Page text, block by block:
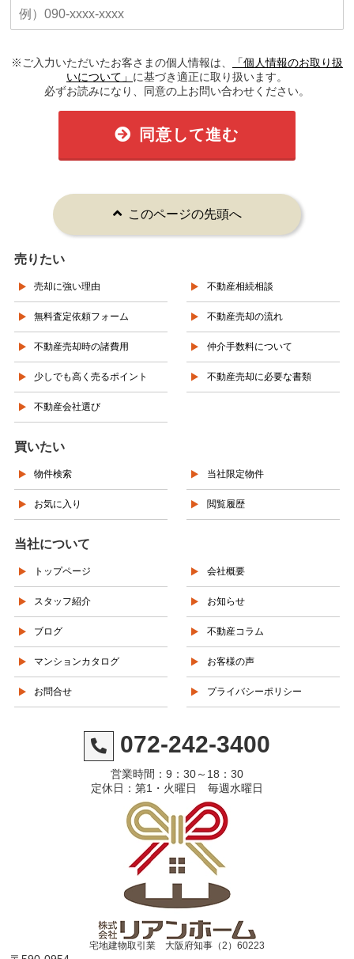
※ご入力いただいたお客さまの個人情報は、
「個人情報のお取り扱
いについて」 に基づき適正に取り扱います。
必ずお読みになり、同意の上お問い合わせください。
同意して進む
このページの先頭へ
売りたい
売却に強い理由 不動産相続相談
無料査定依頼フォーム 不動産売却の流れ
不動産売却時の諸費用 仲介手数料について
少しでも高く売るポイント 不動産売却に必要な書類
不動産会社選び
買いたい
物件検索 当社限定物件
お気に入り 閲覧履歴
当社について
トップページ 会社概要
スタッフ紹介 お知らせ
ブログ 不動産コラム
マンションカタログ お客様の声
お問合せ プライバシーポリシー
072-242-3400
営業時間：9：30～18：30
定休日：第1・火曜日 毎週水曜日
宅地建物取引業 大阪府知事（2）60223